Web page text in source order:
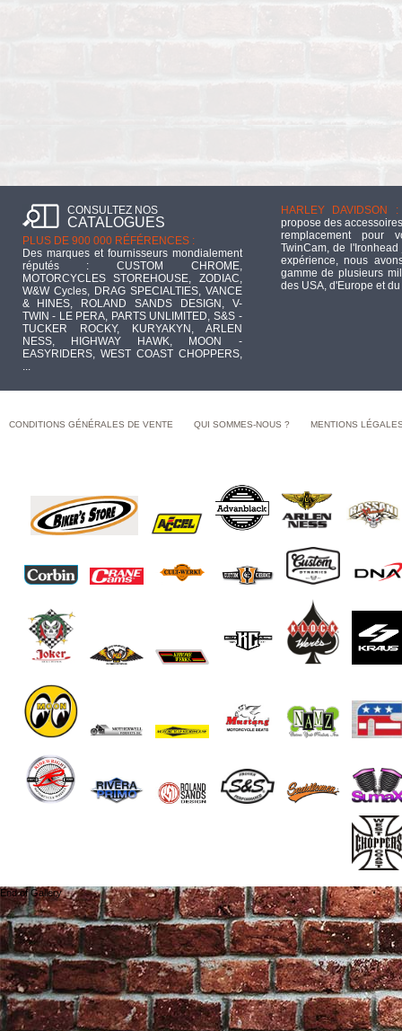
CONSULTEZ NOS
CATALOGUES
PLUS DE 900 000 RÉFÉRENCES :
Des marques et fournisseurs mondialement
réputés : CUSTOM CHROME,
MOTORCYCLES STOREHOUSE, ZODIAC,
W&W Cycles, DRAG SPECIALTIES, VANCE
& HINES, ROLAND SANDS DESIGN, V-
TWIN - LE PERA, PARTS UNLIMITED, S&S -
TUCKER ROCKY, KURYAKYN, ARLEN
NESS, HIGHWAY HAWK, MOON -
EASYRIDERS, WEST COAST CHOPPERS,
...
HARLEY DAVIDSON :
propose des
remplacement pour
TwinCam, de
expérience, nous
gamme de plusieurs
des USA, d'Europe et
CONDITIONS GÉNÉRALES DE VENTE QUI SOMMES-NOUS ? MENTIONS
End of Gallery